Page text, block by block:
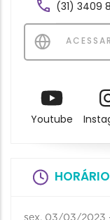
(31) 3409
Youtube
sex, 03/03/2023